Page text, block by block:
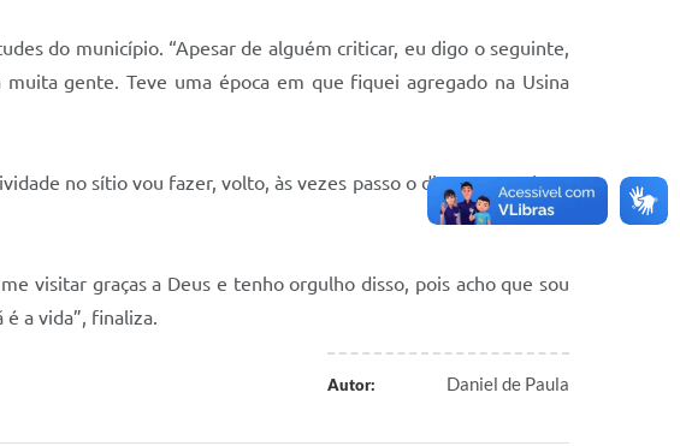
do município. “Apesar de alguém criticar, eu digo o seguinte,
gente. Teve uma época em que fiquei agregado na Usina
no sítio vou fazer, volto, às vezes passo o dia na praça, jogo
visitar graças a Deus e tenho orgulho disso, pois acho que sou
a vida”, finaliza.
Autor: Daniel de Paula